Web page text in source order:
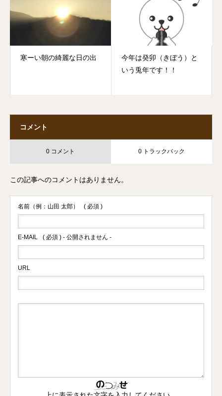
寒ーい朝の綺麗な日の出
今年は癸卯（きぼう）と
いう兎年です！！
コメント
0 コメント 0 トラックバック
この記事へのコメントはありません。
名前（例：山田 太郎） ( 必須 )
E-MAIL ( 必須 ) - 公開されません -
URL